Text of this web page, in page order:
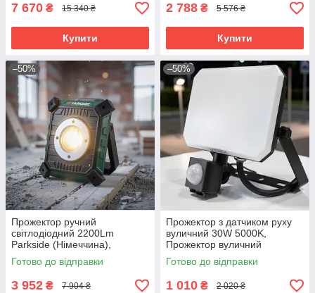
7 670 ₴ 15 340 ₴
Купити
2 788 ₴ 5 576 ₴
Купити
–50%
Прожектор ручний
світлодіодний 2200Lm
Parkside (Німеччина),
Акумуляторний лед
прожектор, RYH
Готово до відправки
3 952 ₴ 7 904 ₴
–50%
Прожектор з датчиком руху
вуличний 30W 5000K,
Прожектор вуличний
потужний, Прожектор з
детектором руху, RYH
Готово до відправки
1 010 ₴ 2 020 ₴